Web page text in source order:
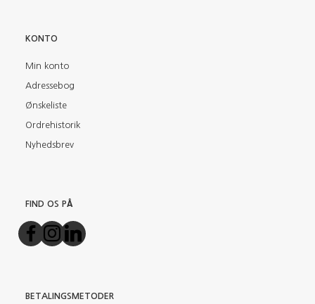
KONTO
Min konto
Adressebog
Ønskeliste
Ordrehistorik
Nyhedsbrev
FIND OS PÅ
BETALINGSMETODER